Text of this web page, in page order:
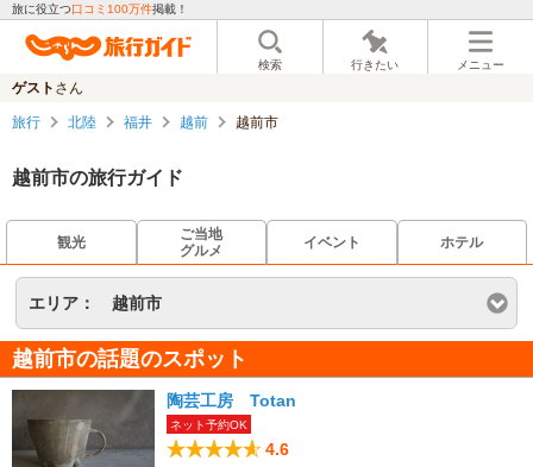
旅に役立つ口コミ100万件掲載！
検索 行きたい メニュー
ゲスト さん
旅行 北陸 福井 越前 越前市
越前市の旅行ガイド
観光
ご当地
グルメ
イベント ホテル
エリア： 越前市
越前市の話題のスポット
陶芸工房 Totan
ネット予約OK
4.6